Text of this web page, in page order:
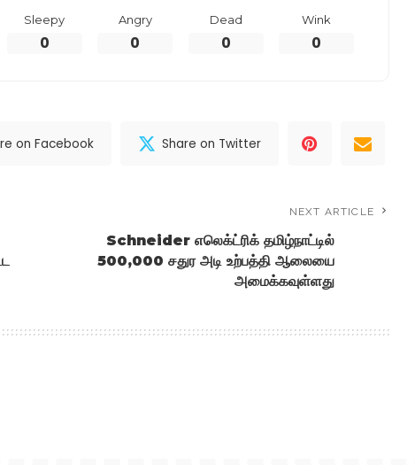
Sleepy
0
Angry
0
Dead
0
Wink
0
on Facebook Share on Twitter
NEXT ARTICLE
Schneider எலெக்ட்ரிக் தமிழ்நாட்டில்
500,000 சதுர அடி உற்பத்தி ஆலையை
அமைக்கவுள்ளது